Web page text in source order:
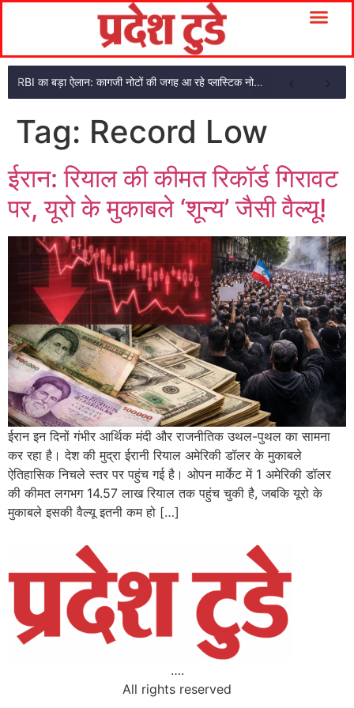
RBI का बड़ा ऐलान: कागजी नोटों की जगह आ रहे प्लास्टिक नोट, ₹10-₹20 के नोट बदल जाएंगे
Tag: Record Low
ईरान: रियाल की कीमत रिकॉर्ड गिरावट
पर, यूरो के मुकाबले ‘शून्य’ जैसी वैल्यू!
ईरान इन दिनों गंभीर आर्थिक मंदी और राजनीतिक उथल-पुथल का सामना
कर रहा है। देश की मुद्रा ईरानी रियाल अमेरिकी डॉलर के मुकाबले
ऐतिहासिक निचले स्तर पर पहुंच गई है। ओपन मार्केट में 1 अमेरिकी डॉलर
की कीमत लगभग 14.57 लाख रियाल तक पहुंच चुकी है, जबकि यूरो के
मुकाबले इसकी वैल्यू इतनी कम हो […]
….
All rights reserved